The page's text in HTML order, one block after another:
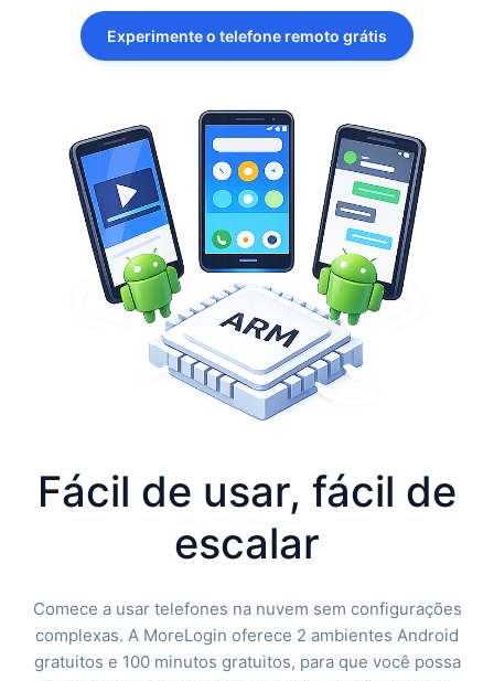
Experimente o telefone remoto grátis
Fácil de usar, fácil de
escalar
Comece a usar telefones na nuvem sem configurações
complexas. A MoreLogin oferece 2 ambientes Android
gratuitos e 100 minutos gratuitos, para que você possa